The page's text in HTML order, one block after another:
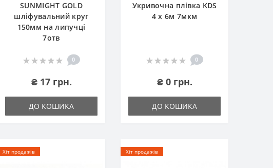
SUNMIGHT GOLD
шліфувальний круг
150мм на липучці
7отв
0
₴ 17 грн.
ДО КОШИКА
Укривочна плівка KDS
4 х 6м 7мкм
0
₴ 0 грн.
ДО КОШИКА
Хіт продажів Хіт продажів